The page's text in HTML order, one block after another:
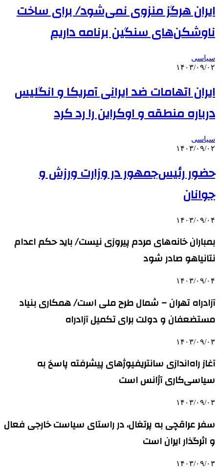
ایران هرگز منزوی نمی‌شود/ برای ساخت
ناوشکن‌های سنگین برنامه‌ داریم
سیاسی
۱۴۰۳/۰۹/۰۲
ایران اتهامات ضد ایرانی آمریکا و انگلیس
درباره منطقه و اوکراین را رد کرد
سیاسی
۱۴۰۳/۰۹/۰۲
حضور رئیس‌جمهور در وزارت ورزش و
جوانان
۱۴۰۳/۰۹/۰۴
بمباران خانه‌های مردم پیروزی نیست/ باید حکم اعدام
نتانیاهو صادر شود
۱۴۰۳/۰۹/۰۴
آزادراه تهران – شمال طرح ملی است/ همکاری بنیاد
مستضعفان و دولت برای تکمیل آزادراه
۱۴۰۳/۰۹/۰۳
آغاز راه‌اندازی سانتریفیوژهای پیشرفته پاسخ به
سیاسی‌کاری آژانس است
۱۴۰۳/۰۹/۰۳
سفر عراقچی به پرتغال، در راستای سیاست خارجی فعال
و اثرگذار ایران است
۱۴۰۳/۰۹/۰۳